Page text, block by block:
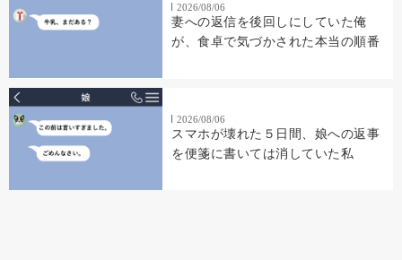
2026/08/06
妻への返信を後回しにしていた俺
が、食卓で気づかされた本当の順番
2026/08/06
スマホが壊れた５日間、娘への返事
を便箋に書いては消していた私